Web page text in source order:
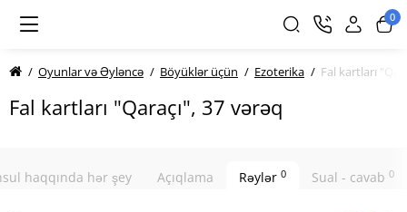
0
Oyunlar və Əyləncə Böyüklər üçün Ezoterika Fal kartları
Fal kartları "Qaraçı", 37 vərəq
haqqında hər şey Açıqlama Rəylər 0 Sual - cavab 0